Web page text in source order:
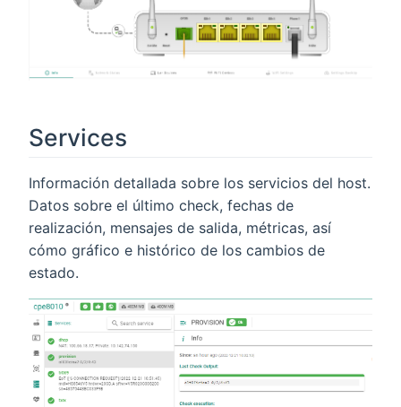
Services
Información detallada sobre los servicios del host.
Datos sobre el último check, fechas de
realización, mensajes de salida, métricas, así
cómo gráfico e histórico de los cambios de
estado.